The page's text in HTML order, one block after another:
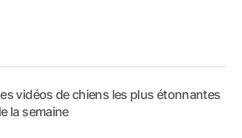
vidéos de chiens les plus étonnantes
la semaine